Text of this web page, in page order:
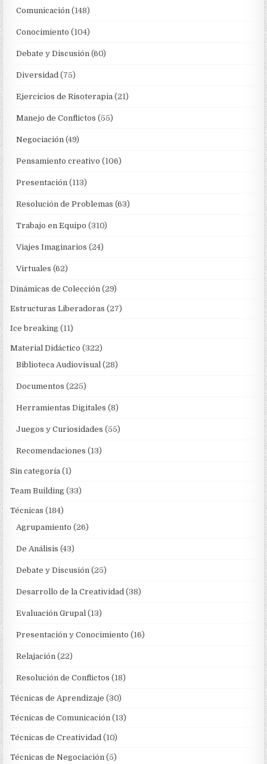
Comunicación (148)
Conocimiento (104)
Debate y Discusión (60)
Diversidad (75)
Ejercicios de Risoterapia (21)
Manejo de Conflictos (55)
Negociación (49)
Pensamiento creativo (106)
Presentación (113)
Resolución de Problemas (63)
Trabajo en Equipo (310)
Viajes Imaginarios (24)
Virtuales (62)
Dinámicas de Colección (29)
Estructuras Liberadoras (27)
Ice breaking (11)
Material Didáctico (322)
Biblioteca Audiovisual (28)
Documentos (225)
Herramientas Digitales (8)
Juegos y Curiosidades (55)
Recomendaciones (13)
Sin categoría (1)
Team Building (33)
Técnicas (184)
Agrupamiento (26)
De Análisis (43)
Debate y Discusión (25)
Desarrollo de la Creatividad (38)
Evaluación Grupal (13)
Presentación y Conocimiento (16)
Relajación (22)
Resolución de Conflictos (18)
Técnicas de Aprendizaje (30)
Técnicas de Comunicación (13)
Técnicas de Creatividad (10)
Técnicas de Negociación (5)